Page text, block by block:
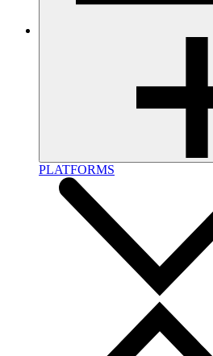
PLATFORMS